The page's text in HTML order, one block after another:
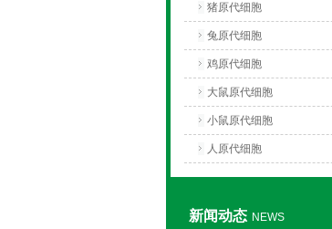
猪原代细胞
兔原代细胞
鸡原代细胞
大鼠原代细胞
小鼠原代细胞
人原代细胞
新闻动态 NEWS